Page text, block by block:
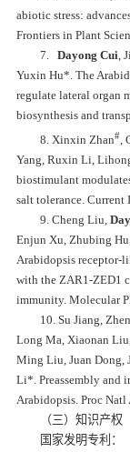
abiotic stress:
Frontiers in Plant
7.Dayong Cui ,
Yuxin Hu* The
regulate lateral organ
biosynthesis and
8. Xinxin Zhan#,
Yang, Ruxin Li,
biostimulant
salt tolerance. Current
9. Cheng Liu,
Enjun Xu, Zhubing
Arabidopsis receptor-
with the ZAR1-ZED1
immunity. Molecular
10. Su Jiang,
Long Ma, Xiaonan
Ming Liu, Juan Dong,
Li*. Preassembly and
Arabidopsis. Proc Natl
（三）知识产权
国家发明专利：